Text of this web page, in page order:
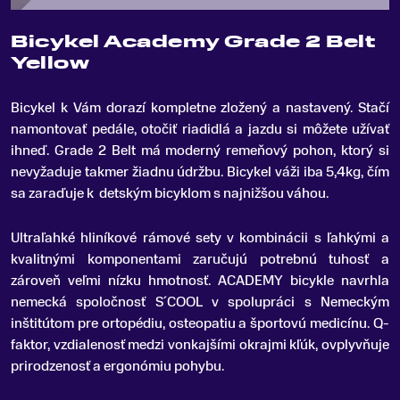
Bicykel Academy Grade 2 Belt
Yellow
Bicykel k Vám dorazí kompletne zložený a nastavený. Stačí
namontovať pedále, otočiť riadidlá a jazdu si môžete užívať
ihneď. Grade 2 Belt má moderný remeňový pohon, ktorý si
nevyžaduje takmer žiadnu údržbu. Bicykel váži iba 5,4kg, čím
sa zaraďuje k detským bicyklom s najnižšou váhou.
Ultraľahké hliníkové rámové sety v kombinácii s ľahkými a
kvalitnými komponentami zaručujú potrebnú tuhosť a
zároveň veľmi nízku hmotnosť. ACADEMY bicykle navrhla
nemecká spoločnosť S´COOL v spolupráci s Nemeckým
inštitútom pre ortopédiu, osteopatiu a športovú medicínu. Q-
faktor, vzdialenosť medzi vonkajšími okrajmi kľúk, ovplyvňuje
prirodzenosť a ergonómiu pohybu.